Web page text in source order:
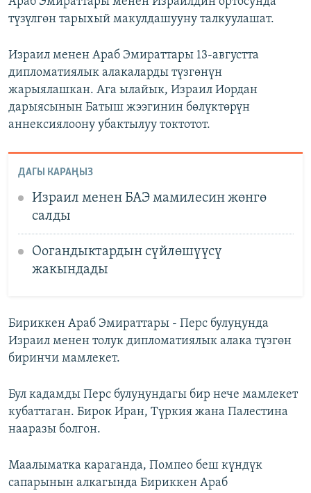
түзүлгөн тарыхый макулдашууну талкуулашат.
Израил менен Араб Эмираттары 13-августта
дипломатиялык алакаларды түзгөнүн
жарыялашкан. Ага ылайык, Израил Иордан
дарыясынын Батыш жээгинин бөлүктөрүн
аннексиялоону убактылуу токтотот.
ДАГЫ КАРАҢЫЗ
Израил менен БАЭ мамилесин жөнгө
салды
Оогандыктардын сүйлөшүүсү
жакындады
Бириккен Араб Эмираттары - Перс булуңунда
Израил менен толук дипломатиялык алака түзгөн
биринчи мамлекет.
Бул кадамды Перс булуңундагы бир нече мамлекет
кубаттаган. Бирок Иран, Түркия жана Палестина
нааразы болгон.
Маалыматка караганда, Помпео беш күндүк
сапарынын алкагында Бириккен Араб